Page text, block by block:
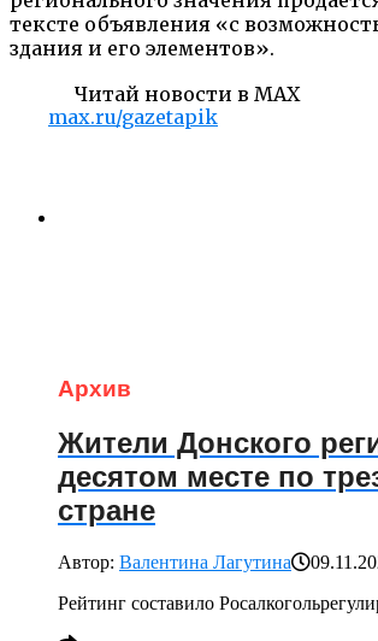
тексте объявления «с
здания и его элементов».
Читай новости в MAX
max.ru/gazetapik
Архив
Жители Донского
десятом месте по
стране
Автор: Валентина Лагутина
Рейтинг составило